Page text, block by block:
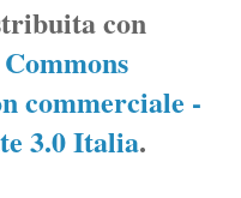
con
commerciale -
3.0 Italia.